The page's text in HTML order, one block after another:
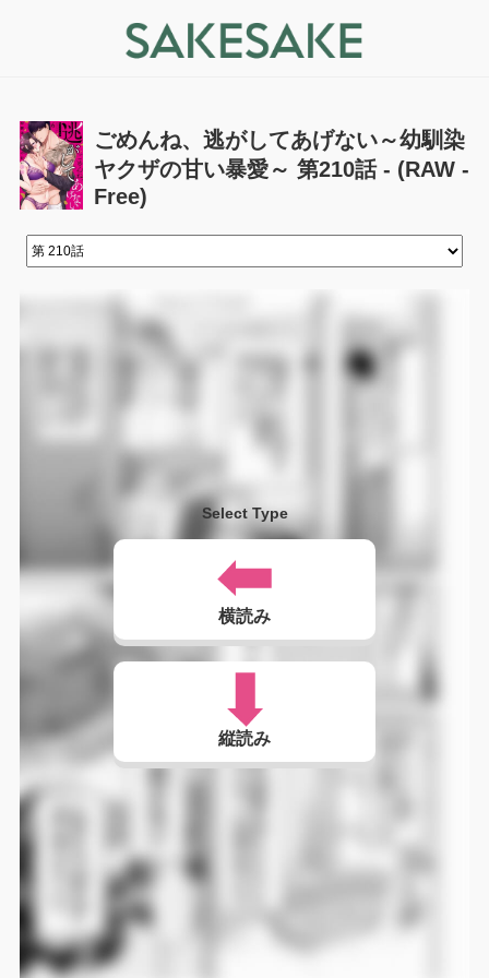
ごめんね、逃がしてあげない～幼馴染
ヤクザの甘い暴愛～ 第210話 - (RAW -
Free)
Select Type
横読み
縦読み